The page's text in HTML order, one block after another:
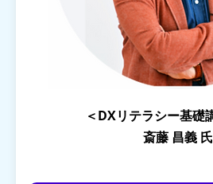
＜DXリテラシー基礎
斎藤 昌義 氏